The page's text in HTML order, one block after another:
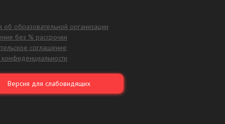
об образовательной организации
без % рассрочки
соглашение
конфиденциальности
Версия для слабовидящих